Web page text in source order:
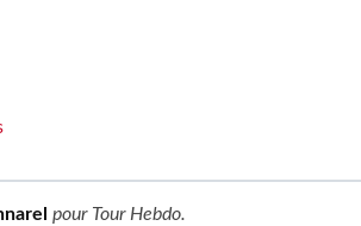
pour Tour Hebdo.